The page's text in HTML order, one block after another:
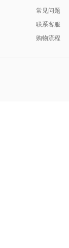
常见问题
联系客服
购物流程